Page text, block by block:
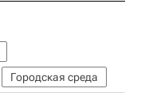
Городская среда